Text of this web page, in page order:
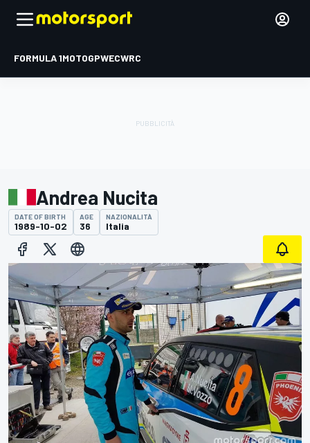
FORMULA 1MOTOGPWECWRC
Andrea Nucita
DATE OF BIRTH
1989-10-02
AGE
36
NAZIONALITÀ
Italia